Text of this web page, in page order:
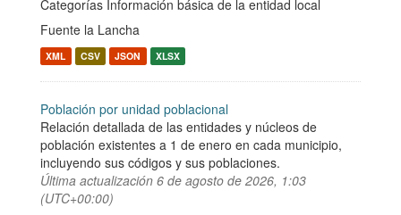
Categorías Información básica de la entidad local
Fuente la Lancha
XML CSV JSON XLSX
Población por unidad poblacional
Relación detallada de las entidades y núcleos de
población existentes a 1 de enero en cada municipio,
incluyendo sus códigos y sus poblaciones.
Última actualización 6 de agosto de 2026, 1:03
(UTC+00:00)